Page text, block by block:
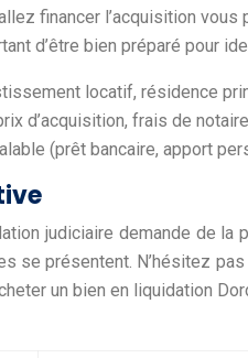
financer l’acquisition
d’être bien préparé pour
locatif, résidence
d’acquisition, frais de
(prêt bancaire, apport
judiciaire demande de
se présentent. N’hésitez
un bien en liquidation